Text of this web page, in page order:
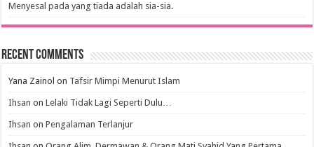
Menyesal pada yang tiada adalah sia-sia.
Recent Comments
Yana Zainol on Tafsir Mimpi Menurut Islam
Ihsan onLelaki Tidak Lagi Seperti Dulu…
Ihsan onPengalaman Terlanjur